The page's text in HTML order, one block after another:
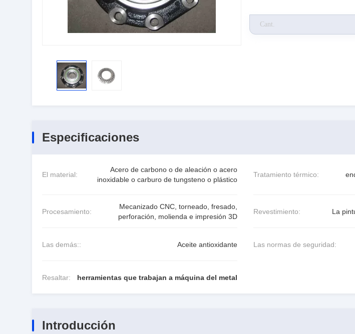
Especificaciones
El material:
Acero de carbono o de aleación o acero
inoxidable o carburo de tungsteno o plástico
Tratamiento térmico:
Procesamiento:
Mecanizado CNC, torneado, fresado,
perforación, molienda e impresión 3D
Revestimiento: La
Las demás:: Aceite antioxidante Las normas de seguridad:
Resaltar: herramientas que trabajan a máquina del metal
Introducción